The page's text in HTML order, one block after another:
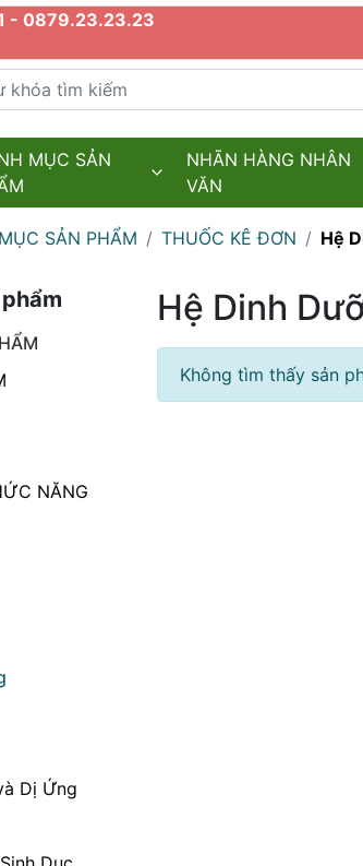
- 0879.23.23.23
tìm kiếm
MỤC SẢN
NHÃN HÀNG NHÂN
VĂN
SẢN PHẨM THUỐC KÊ ĐƠN Hệ
Hệ Dinh
Không tìm thấy sản
NĂNG
Dị Ứng